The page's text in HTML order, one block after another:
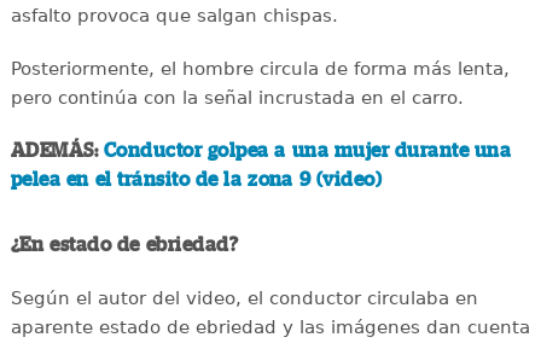
asfalto provoca que salgan chispas.
Posteriormente, el hombre circula de forma más lenta,
pero continúa con la señal incrustada en el carro.
ADEMÁS: Conductor golpea a una mujer durante una
pelea en el tránsito de la zona 9 (video)
¿En estado de ebriedad?
Según el autor del video, el conductor circulaba en
aparente estado de ebriedad y las imágenes dan cuenta